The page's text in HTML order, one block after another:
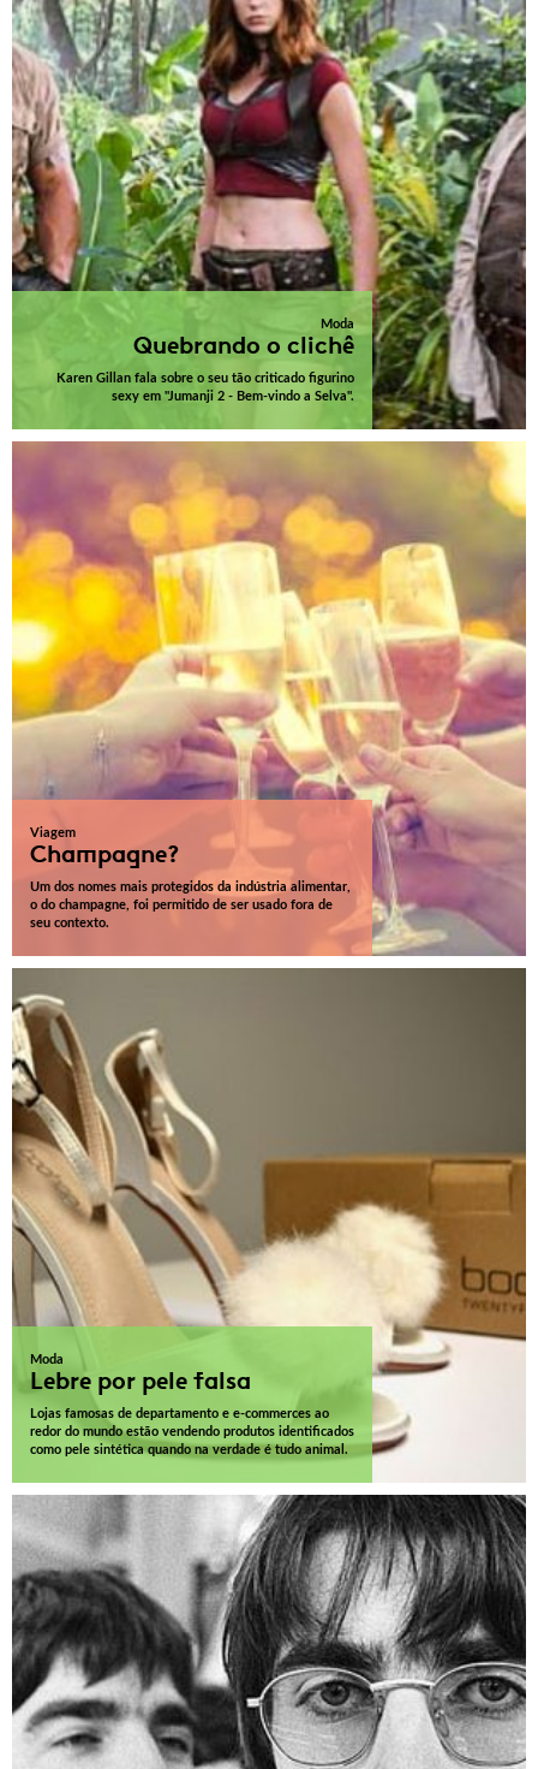
Moda
Quebrando o clichê
Karen Gillan fala sobre o seu tão criticado figurino
sexy em "Jumanji 2 - Bem-vindo a Selva".
Viagem
Champagne?
Um dos nomes mais protegidos da indústria alimentar,
o do champagne, foi permitido de ser usado fora de
seu contexto.
Moda
Lebre por pele falsa
Lojas famosas de departamento e e-commerces ao
redor do mundo estão vendendo produtos identificados
como pele sintética quando na verdade é tudo animal.